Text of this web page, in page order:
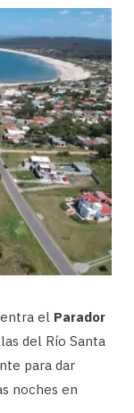
el Parador
del Río Santa
para dar
noches en